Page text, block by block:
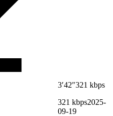
3′42″321 kbps
321 kbps2025-
09-19